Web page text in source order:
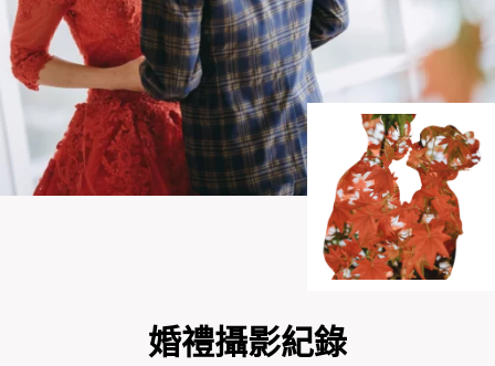
婚禮攝影紀錄